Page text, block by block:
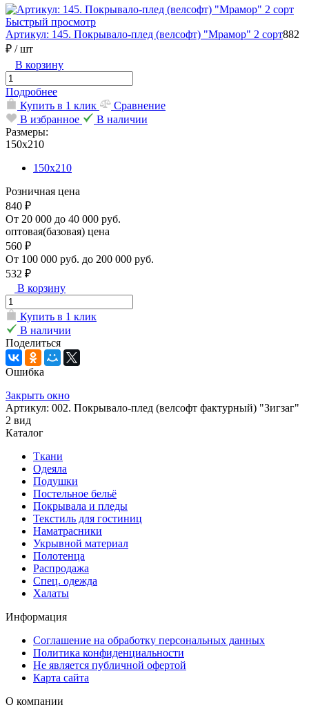
Быстрый просмотр
Артикул: 145. Покрывало-плед (велсофт) "Мрамор" 2 сорт882
₽ / шт
В корзину
Подробнее
Купить в 1 клик
Сравнение
В избранное
В наличии
Размеры:
150х210
150х210
Розничная цена
840 ₽
От 20 000 до 40 000 руб.
оптовая(базовая) цена
560 ₽
От 100 000 руб. до 200 000 руб.
532 ₽
В корзину
Купить в 1 клик
В наличии
Поделиться
Ошибка
Закрыть окно
Артикул: 002. Покрывало-плед (велсофт фактурный) "Зигзаг"
2 вид
Каталог
Ткани
Одеяла
Подушки
Постельное бельё
Покрывала и пледы
Текстиль для гостиниц
Наматрасники
Укрывной материал
Полотенца
Распродажа
Спец. одежда
Халаты
Информация
Соглашение на обработку персональных данных
Политика конфиденциальности
Не является публичной офертой
Карта сайта
О компании